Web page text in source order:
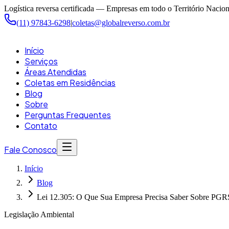
Pular para o conteúdo principal
Logística reversa certificada — Empresas em todo o Território
(11) 97843-6298|coletas@globalreverso.com.br
Início
Serviços
Áreas Atendidas
Coletas em Residências
Blog
Sobre
Perguntas Frequentes
Contato
Fale Conosco
Início
Blog
Lei 12.305: O Que Sua Empresa Precisa Saber Sobre
Legislação Ambiental